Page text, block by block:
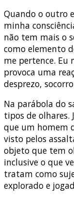
Quando o outro
minha
não tem mais o
como elemento
me pertence. Eu
provoca uma
desprezo,
Na parábola do
tipos de olhares.
que um homem
visto pelos
objeto que tem
inclusive o que
tratam como
explorado e